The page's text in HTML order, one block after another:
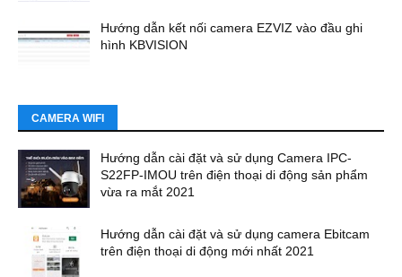
Hướng dẫn kết nối camera EZVIZ vào đầu ghi
hình KBVISION
CAMERA WIFI
Hướng dẫn cài đặt và sử dụng Camera IPC-
S22FP-IMOU trên điện thoại di động sản phẩm
vừa ra mắt 2021
Hướng dẫn cài đặt và sử dụng camera Ebitcam
trên điện thoại di động mới nhất 2021